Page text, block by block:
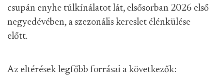
csupán enyhe túlkínálatot lát, elsősorban 2026 első
negyedévében, a szezonális kereslet élénkülése
előtt.
Az eltérések legfőbb forrásai a következők: